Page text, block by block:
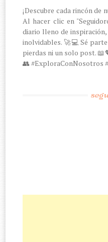
¡Descubre cada rincón de
Al hacer clic en
diario lleno de
inolvidables. 🚀💻 Sé
pierdas ni un solo post.
👥 #ExploraConNosotros